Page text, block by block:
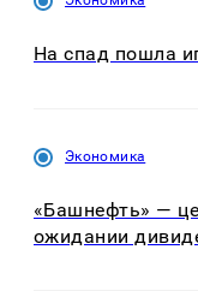
На спад пошла
Экономика
«Башнефть» —
ожидании